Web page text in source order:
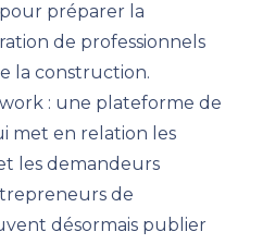
préparer la
de professionnels
la construction.
: une plateforme de
met en relation les
les demandeurs
de
désormais publier